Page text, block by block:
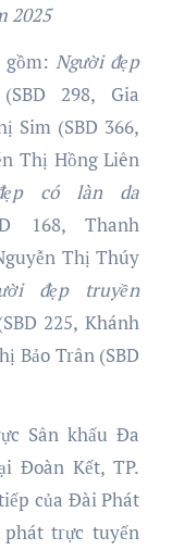
2025
gồm:Người đẹp
298, Gia
Sim (SBD 366,
Thị Hồng Liên
có làn da
168, Thanh
Thị Thúy
đẹp truyền
225, Khánh
Bảo Trân (SBD
Sân khấu Đa
Đoàn Kết, TP.
của Đài Phát
trực tuyến